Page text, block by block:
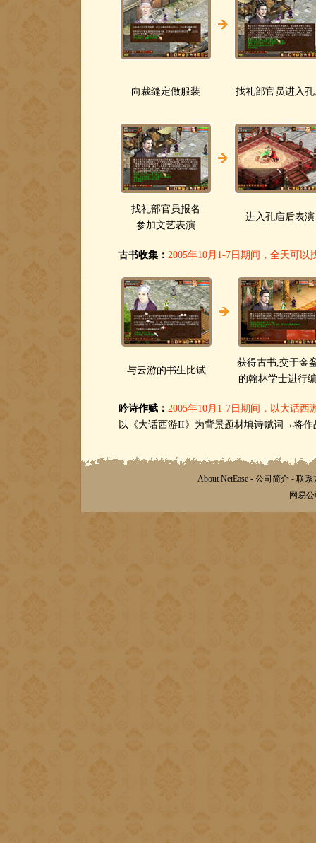
向裁缝定做服装 找礼部官员进入
找礼部官员报名
参加文艺表演
进入孔庙后表演
古书收集： 2005年10月1-7日期间，全天可以
与云游的书生比试
获得古书,交于金
的翰林学士进行
吟诗作赋： 2005年10月1-7日期间，以大话
以《大话西游II》为背景题材填诗赋词→将作
About NetEase - 公司简介 - 联系
网易